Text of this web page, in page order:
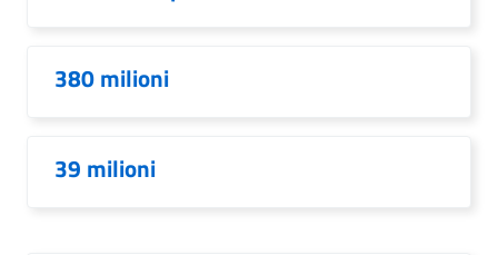
380 milioni
39 milioni